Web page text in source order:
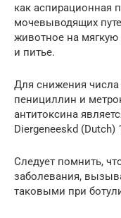
как аспирационная
мочевыводящих
животное на мягкую
и питье.
Для снижения числа
пенициллин и
антитоксина
Diergeneeskd (Dutch)
Следует помнить,
заболевания,
таковыми при